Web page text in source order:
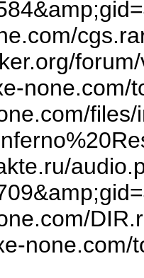
none.com/
none.com/